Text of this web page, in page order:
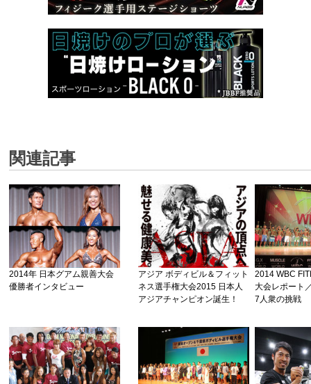
関連記事
2014年 日本グアム親善大会
優勝者インタビュー
アジア ボディビル＆フィット
ネス選手権大会2015 日本人
アジアチャンピオン誕生！
2014 WBC
大会レポート
7人衆の挑戦